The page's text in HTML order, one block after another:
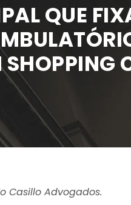
QUE
Casillo Advogados.